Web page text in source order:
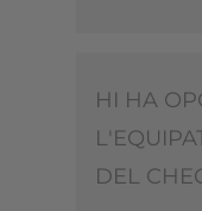
HI HA
DEL